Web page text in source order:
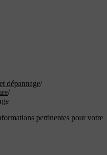
dépannage/
/
pertinentes pour votre